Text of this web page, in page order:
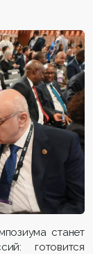
станет
готовится